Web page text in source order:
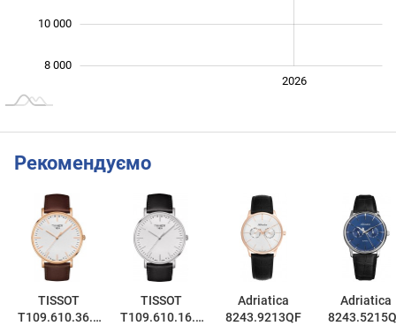
8 000
10 000
2026
Рекомендуємо
TISSOT
T109.610.36.0
TISSOT
T109.610.16.0
Adriatica
8243.9213QF
Adriatica